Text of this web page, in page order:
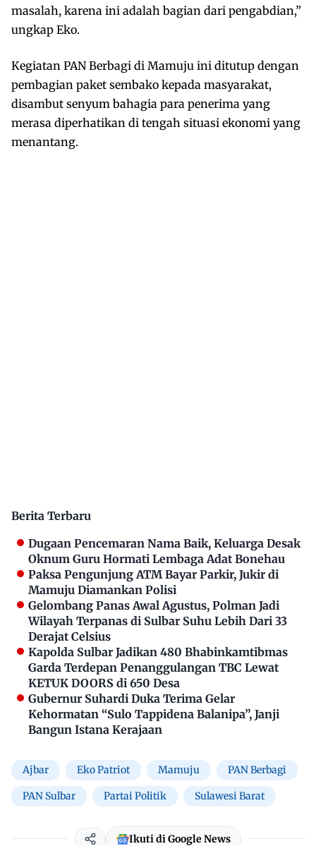
masalah, karena ini adalah bagian dari pengabdian,”
ungkap Eko.
Kegiatan PAN Berbagi di Mamuju ini ditutup dengan
pembagian paket sembako kepada masyarakat,
disambut senyum bahagia para penerima yang
merasa diperhatikan di tengah situasi ekonomi yang
menantang.
Berita Terbaru
Dugaan Pencemaran Nama Baik, Keluarga Desak
Oknum Guru Hormati Lembaga Adat Bonehau
Paksa Pengunjung ATM Bayar Parkir, Jukir di
Mamuju Diamankan Polisi
Gelombang Panas Awal Agustus, Polman Jadi
Wilayah Terpanas di Sulbar Suhu Lebih Dari 33
Derajat Celsius
Kapolda Sulbar Jadikan 480 Bhabinkamtibmas
Garda Terdepan Penanggulangan TBC Lewat
KETUK DOORS di 650 Desa
Gubernur Suhardi Duka Terima Gelar
Kehormatan “Sulo Tappidena Balanipa”, Janji
Bangun Istana Kerajaan
Ajbar Eko Patriot Mamuju PAN Berbagi
PAN Sulbar Partai Politik Sulawesi Barat
Ikuti di Google News